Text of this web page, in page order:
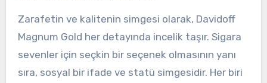
Zarafetin ve kalitenin simgesi olarak, Davidoff
Magnum Gold her detayında incelik taşır. Sigara
sevenler için seçkin bir seçenek olmasının yanı
sıra, sosyal bir ifade ve statü simgesidir. Her biri